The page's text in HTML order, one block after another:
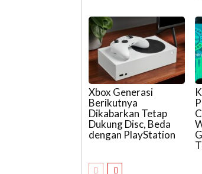
Xbox Generasi
Berikutnya
Dikabarkan Tetap
Dukung Disc, Beda
dengan PlayStation